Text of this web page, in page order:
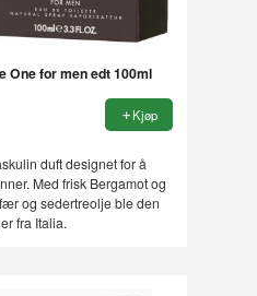
One for men edt 100ml
Kjøp
duft designet for å
Med frisk Bergamot og
og sedertreolje ble den
fra Italia.